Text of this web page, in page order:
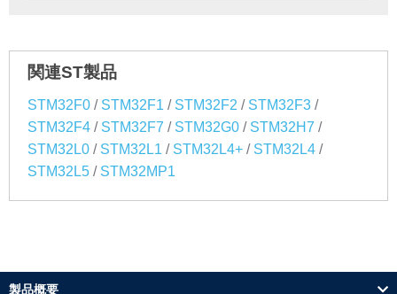
関連ST製品
STM32F0 / STM32F1 / STM32F2 / STM32F3 /
STM32F4 / STM32F7 / STM32G0 / STM32H7 /
STM32L0 / STM32L1 / STM32L4+ / STM32L4 /
STM32L5 / STM32MP1
製品概要